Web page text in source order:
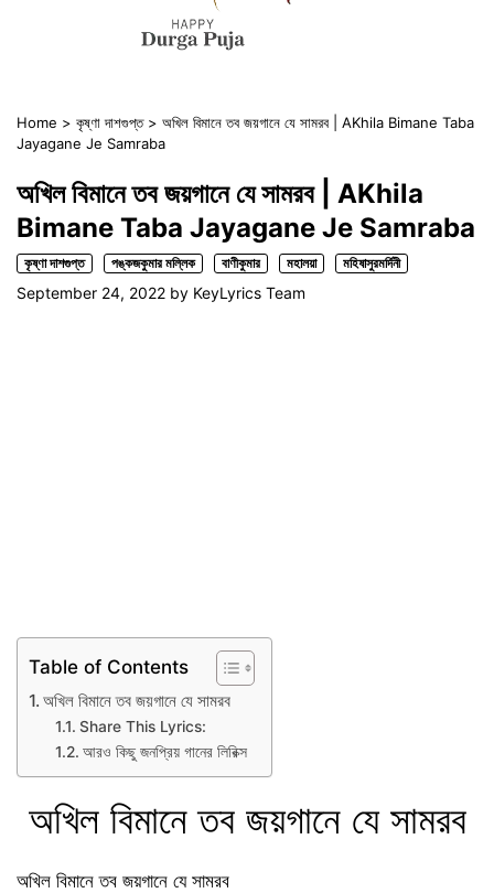
Home > কৃষ্ণা দাশগুপ্ত> অখিল বিমানে তব জয়গানে যে সামরব | AKhila Bimane Taba
Jayagane Je Samraba
অখিল বিমানে তব জয়গানে যে সামরব | AKhila
Bimane Taba Jayagane Je Samraba
কৃষ্ণা দাশগুপ্ত পঙ্কজকুমার মল্লিক বাণীকুমার মহালয়া মহিষাসুরমর্দিনী
September 24, 2022 by KeyLyrics Team
Table of Contents
অখিল বিমানে তব জয়গানে যে সামরব
Share This Lyrics:
আরও কিছু জনপ্রিয় গানের লিরিক্স
অখিল বিমানে তব জয়গানে যে সামরব
অখিল বিমানে তব জয়গানে যে সামরব